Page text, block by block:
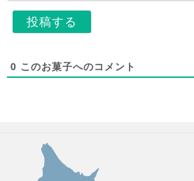
0 このお菓子へのコメント